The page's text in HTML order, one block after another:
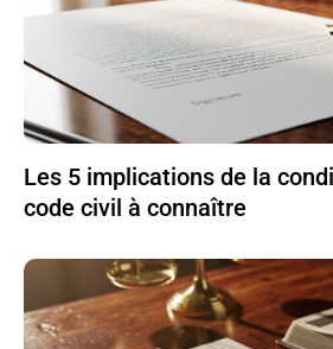
Les 5 implications de la
code civil à connaître